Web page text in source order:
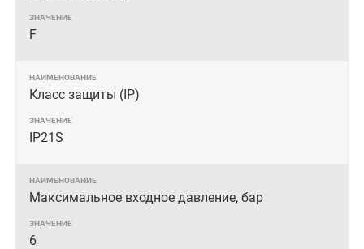
F
Класс защиты (IP)
IP21S
Максимальное входное давление, бар
6